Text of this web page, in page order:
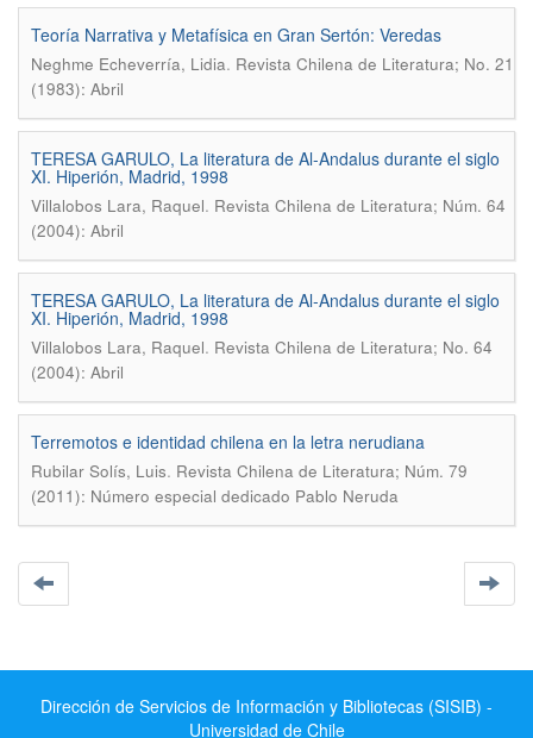
Teoría Narrativa y Metafísica en Gran Sertón: Veredas
Neghme Echeverría, Lidia. Revista Chilena de Literatura; No. 21
(1983): Abril
TERESA GARULO, La literatura de Al-Andalus durante el siglo
XI. Hiperión, Madrid, 1998
Villalobos Lara, Raquel. Revista Chilena de Literatura; Núm. 64
(2004): Abril
TERESA GARULO, La literatura de Al-Andalus durante el siglo
XI. Hiperión, Madrid, 1998
Villalobos Lara, Raquel. Revista Chilena de Literatura; No. 64
(2004): Abril
Terremotos e identidad chilena en la letra nerudiana
Rubilar Solís, Luis. Revista Chilena de Literatura; Núm. 79
(2011): Número especial dedicado Pablo Neruda
Dirección de Servicios de Información y Bibliotecas (SISIB) -
Universidad de Chile